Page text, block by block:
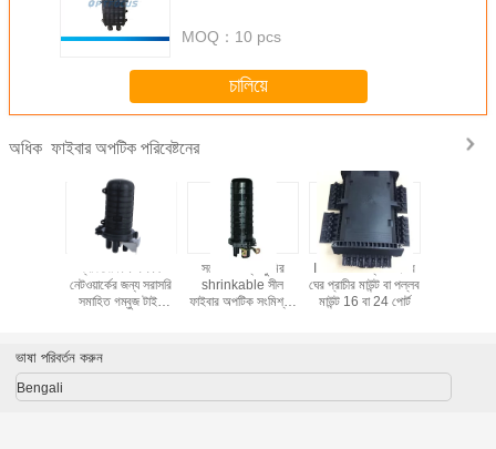
MOQ： 10 pcs
চালিয়ে
অধিক ফাইবার অপটিক পরিবেষ্টনের
ব্যাকবোন / FTTH
নেটওয়ার্কের জন্য সরাসরি
সমাহিত গম্বুজ টাইপ
সর্বোচ্চ 6 ট্রে কুমির
shrinkable সীল
ফাইবার অপটিক সংমিশ্রণ
IP68 4 টি ট্রে ফাইবার
ঘের প্রাচীর মাউন্ট বা পল্লব
মাউন্ট 16 বা 24 পোর্ট
ভাষা পরিবর্তন করুন
Bengali